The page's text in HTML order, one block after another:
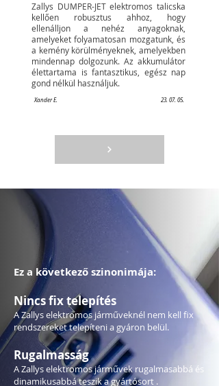
Zallys DUMPER-JET elektromos talicska
kellően robusztus ahhoz, hogy
ellenálljon a nehéz anyagoknak,
amelyeket folyamatosan mozgatunk, és
a kemény körülményeknek, amelyekben
mindennap dolgozunk. Az akkumulátor
élettartama is fantasztikus, egész nap
gond nélkül használjuk.
Xander E. 23. 07. 05.
Ez a következő szinonimája:
Nincs fix telepítés
A Zallys elektromos járműveknél nem kell fix
rendszereket telepíteni a gyáron belül.
Rugalmasság
A Zallys elektromos járművek rugalmasabbá és
dinamikusabbá teszik a gyártósort .